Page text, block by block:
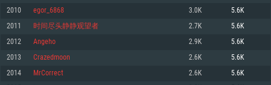
Memória: 4GB
Placa Gráfica: Placa com DirectX 11: AMD Radeon 77XX / NVIDIA GeForce
GTX 660. Resolução mínima suportada: 720p
Network: Internet de banda larga.
Disco: 23,1 GB
Memória: 6 GB
Placa Gráfica: Intel Iris Pro 5200 (Mac), equivalentes AMD/Nvidia para Mac.
Resolução mínima suportada: 720p com suporte Metal.
Network: Internet de banda larga.
Disco: 21,5 GB
Memória: 4 GB
Placa Gráfica: NVIDIA 660 com os drivers mais recentes (não mais de 6
meses) / equivalentes AMD com os drivers mais recentes com suporte
Vulkan (não mais de 6 meses); Resolução mínima suportada: 720p.
Network: Internet de banda larga.
Disco: 21,5 GB
2010 egor_6868 3.0K 5.6K
2011 时间尽头静静观望者 2.7K 5.6K
2012 Angeho 2.9K 5.6K
2013 Crazedmoon 2.6K 5.6K
2014 MrCorrect 2.6K 5.6K